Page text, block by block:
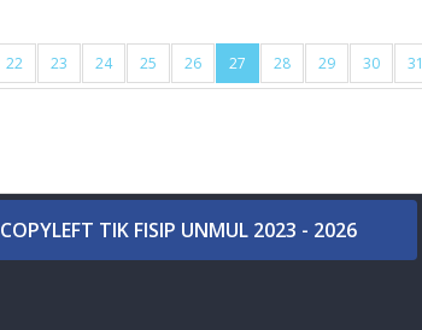
22 23 24 25 26 27 28 29 30 31
COPYLEFT TIK FISIP UNMUL 2023 - 2026